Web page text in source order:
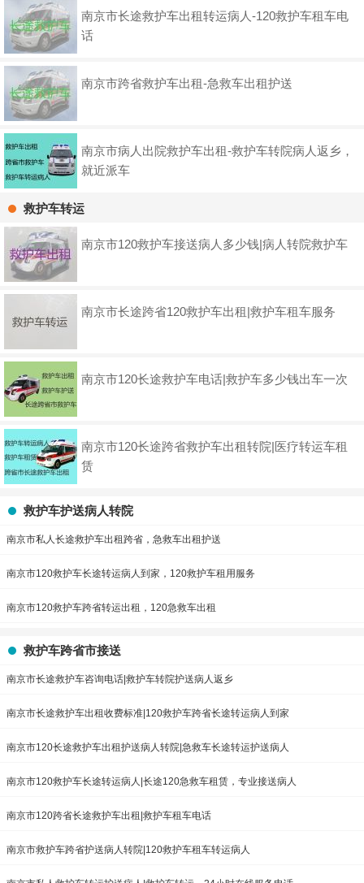
南京市长途救护车出租转运病人-120救护车租车电
话
南京市跨省救护车出租-急救车出租护送
南京市病人出院救护车出租-救护车转院病人返乡，
就近派车
救护车转运
南京市120救护车接送病人多少钱|病人转院救护车
南京市长途跨省120救护车出租|救护车租车服务
南京市120长途救护车电话|救护车多少钱出车一次
南京市120长途跨省救护车出租转院|医疗转运车租
赁
救护车护送病人转院
南京市私人长途救护车出租跨省，急救车出租护送
南京市120救护车长途转运病人到家，120救护车租用服务
南京市120救护车跨省转运出租，120急救车出租
救护车跨省市接送
南京市长途救护车咨询电话|救护车转院护送病人返乡
南京市长途救护车出租收费标准|120救护车跨省长途转运病人到家
南京市120长途救护车出租护送病人转院|急救车长途转运护送病人
南京市120救护车长途转运病人|长途120急救车租赁，专业接送病人
南京市120跨省长途救护车出租|救护车租车电话
南京市救护车跨省护送病人转院|120救护车租车转运病人